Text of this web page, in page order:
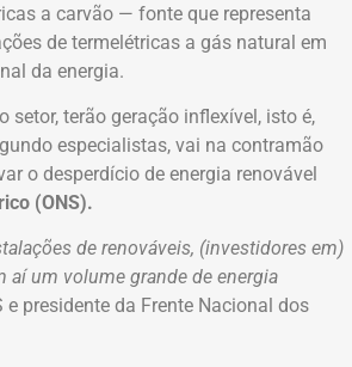
a carvão — fonte que representa
de termelétricas a gás natural em
da energia.
setor, terão geração inflexível, isto é,
especialistas, vai na contramão
o desperdício de energia renovável
(ONS).
de renováveis, (investidores em)
aí um volume grande de energia
e presidente da Frente Nacional dos